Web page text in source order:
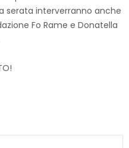
serata interverranno anche
Fo Rame e Donatella